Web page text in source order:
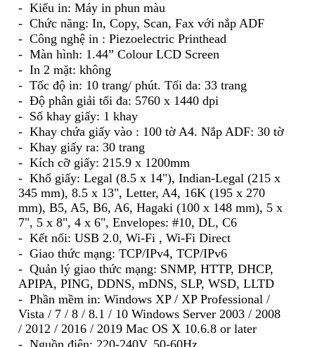
- Kiểu in: Máy in phun màu
- Chức năng: In, Copy, Scan, Fax với nắp ADF
- Công nghệ in : Piezoelectric Printhead
- Màn hình: 1.44” Colour LCD Screen
- In 2 mặt: không
- Tốc độ in: 10 trang/ phút. Tối da: 33 trang
- Độ phân giải tối đa: 5760 x 1440 dpi
- Số khay giấy: 1 khay
- Khay chứa giấy vào : 100 tờ A4. Nắp ADF: 30 tờ
- Khay giấy ra: 30 trang
- Kích cỡ giấy: 215.9 x 1200mm
- Khổ giấy: Legal (8.5 x 14"), Indian-Legal (215 x
345 mm), 8.5 x 13", Letter, A4, 16K (195 x 270
mm), B5, A5, B6, A6, Hagaki (100 x 148 mm), 5 x
7", 5 x 8", 4 x 6", Envelopes: #10, DL, C6
- Kết nối: USB 2.0, Wi-Fi , Wi-Fi Direct
- Giao thức mạng: TCP/IPv4, TCP/IPv6
- Quản lý giao thức mạng: SNMP, HTTP, DHCP,
APIPA, PING, DDNS, mDNS, SLP, WSD, LLTD
- Phần mềm in: Windows XP / XP Professional /
Vista / 7 / 8 / 8.1 / 10 Windows Server 2003 / 2008
/ 2012 / 2016 / 2019 Mac OS X 10.6.8 or later